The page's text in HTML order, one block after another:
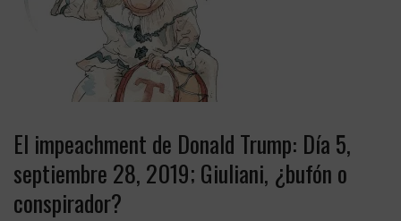
El impeachment de Donald Trump: Día 5,
septiembre 28, 2019; Giuliani, ¿bufón o
conspirador?